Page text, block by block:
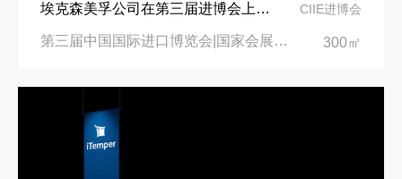
埃克森美孚公司在第三届进博会上展示非凡的展台搭建设计 CIIE进博会
第三届中国国际进口博览会|国家会展中心 300㎡